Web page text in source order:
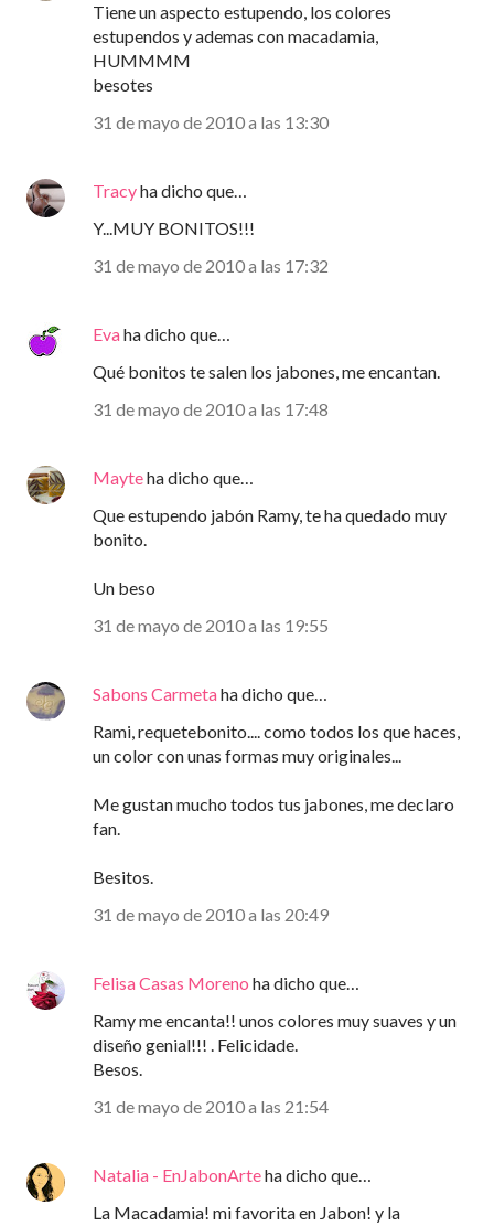
Tiene un aspecto estupendo, los colores
estupendos y ademas con macadamia,
HUMMMM
besotes
31 de mayo de 2010 a las 13:30
Tracyha dicho que…
Y...MUY BONITOS!!!
31 de mayo de 2010 a las 17:32
Evaha dicho que…
Qué bonitos te salen los jabones, me encantan.
31 de mayo de 2010 a las 17:48
Mayteha dicho que…
Que estupendo jabón Ramy, te ha quedado muy
bonito.
Un beso
31 de mayo de 2010 a las 19:55
Sabons Carmetaha dicho que…
Rami, requetebonito.... como todos los que haces,
un color con unas formas muy originales...
Me gustan mucho todos tus jabones, me declaro
fan.
Besitos.
31 de mayo de 2010 a las 20:49
Felisa Casas Moreno ha dicho que…
Ramy me encanta!! unos colores muy suaves y un
diseño genial!!! . Felicidade.
Besos.
31 de mayo de 2010 a las 21:54
Natalia - EnJabonArteha dicho que…
La Macadamia! mi favorita en Jabon! y la